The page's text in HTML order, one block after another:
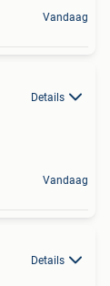
Vandaag
Details
Vandaag
Details